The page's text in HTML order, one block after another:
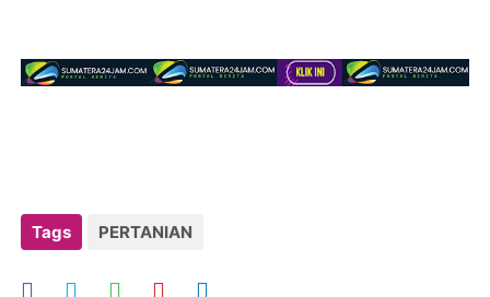
Tags PERTANIAN